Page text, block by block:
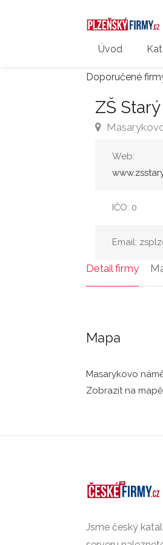
Úvod
Doporučené
ZŠ
Web:
IČO: 0
Email:
Detail firmy
Mapa
Masarykovo
Zobrazit na mapě
Jsme český